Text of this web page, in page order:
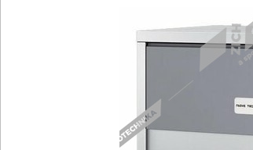
Konvektomaty/Pece